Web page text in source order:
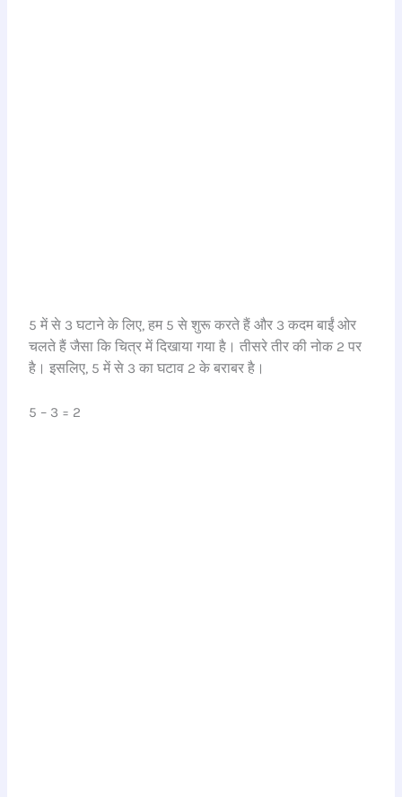
5 में से 3 घटाने के लिए, हम 5 से शुरू करते हैं और 3 कदम बाईं ओर
चलते हैं जैसा कि चित्र में दिखाया गया है। तीसरे तीर की नोक 2 पर
है। इसलिए, 5 में से 3 का घटाव 2 के बराबर है।
5 – 3 = 2